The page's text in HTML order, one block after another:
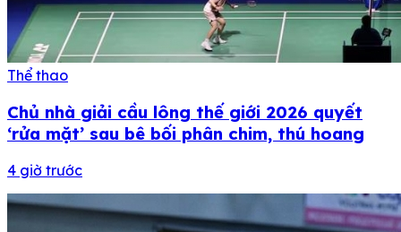
Thể thao
Chủ nhà giải cầu lông thế giới 2026 quyết
‘rửa mặt’ sau bê bối phân chim, thú hoang
4 giờ trước